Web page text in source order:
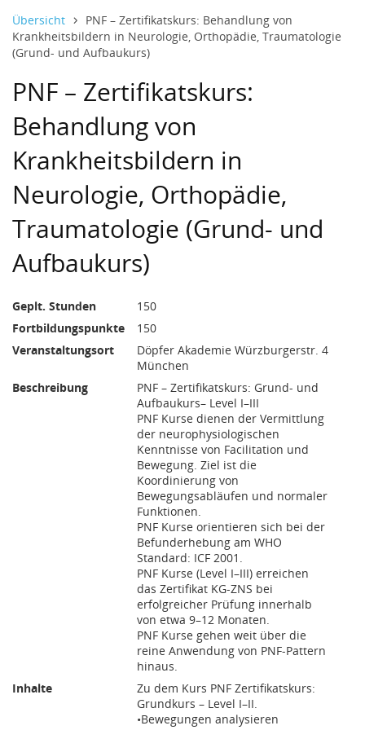
Übersicht
PNF – Zertifikatskurs: Behandlung von
Krankheitsbildern in Neurologie, Orthopädie, Traumatologie
(Grund- und Aufbaukurs)
PNF – Zertifikatskurs:
Behandlung von
Krankheitsbildern in
Neurologie, Orthopädie,
Traumatologie (Grund- und
Aufbaukurs)
Geplt. Stunden
150
Fortbildungspunkte
150
Veranstaltungsort
Döpfer Akademie Würzburgerstr. 4
München
Beschreibung
PNF – Zertifikatskurs: Grund- und
Aufbaukurs– Level I–III
PNF Kurse dienen der Vermittlung
der neurophysiologischen
Kenntnisse von Facilitation und
Bewegung. Ziel ist die
Koordinierung von
Bewegungsabläufen und normaler
Funktionen.
PNF Kurse orientieren sich bei der
Befunderhebung am WHO
Standard: ICF 2001.
PNF Kurse (Level I–III) erreichen
das Zertifikat KG-ZNS bei
erfolgreicher Prüfung innerhalb
von etwa 9–12 Monaten.
PNF Kurse gehen weit über die
reine Anwendung von PNF-Pattern
hinaus.
Inhalte
Zu dem Kurs PNF Zertifikatskurs:
Grundkurs – Level I–II.
•Bewegungen analysieren
7. Februar bis 11. September 2027